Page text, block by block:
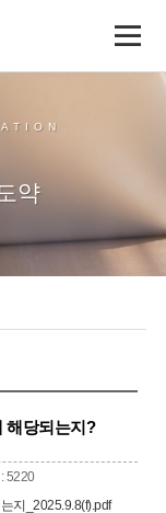
약
해당되는지?
5220
지_2025.9.8(f).pdf